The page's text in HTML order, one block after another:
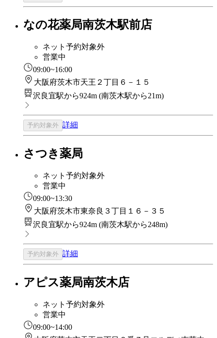
なの花薬局南茨木駅前店
ネット予約対象外
営業中
09:00~16:00
大阪府茨木市天王２丁目６－１５
沢良宜駅から924m (南茨木駅から21m)
予約対象外 詳細
さつき薬局
ネット予約対象外
営業中
09:00~13:30
大阪府茨木市東奈良３丁目１６－３５
沢良宜駅から924m (南茨木駅から248m)
予約対象外 詳細
アピス薬局南茨木店
ネット予約対象外
営業中
09:00~14:00